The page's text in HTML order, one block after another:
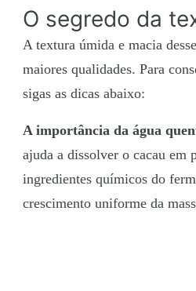
O segredo da
A textura úmida e macia
maiores qualidades. Para
sigas as dicas abaixo:
A importância da água
ajuda a dissolver o cacau em
ingredientes químicos do
crescimento uniforme da